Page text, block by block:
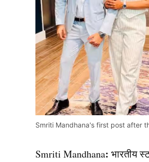
Smriti Mandhana's first post after
Smriti Mandhana: भारतीय